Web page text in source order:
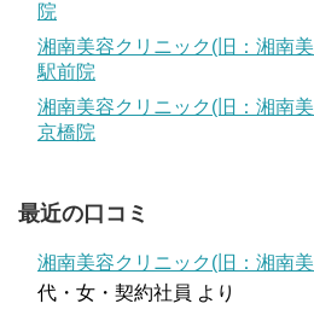
院
湘南美容クリニック(旧：湘南
駅前院
湘南美容クリニック(旧：湘南
京橋院
最近の口コミ
湘南美容クリニック(旧：湘南
代・女・契約社員 より